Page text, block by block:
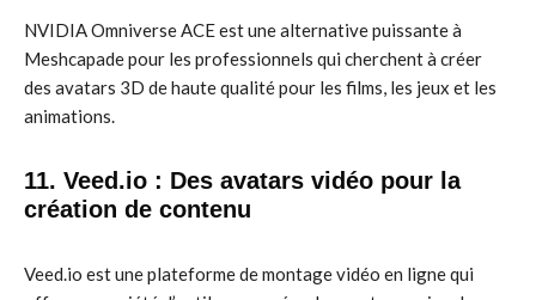
NVIDIA Omniverse ACE est une alternative puissante à
Meshcapade pour les professionnels qui cherchent à créer
des avatars 3D de haute qualité pour les films, les jeux et les
animations.
11. Veed.io : Des avatars vidéo pour la
création de contenu
Veed.io est une plateforme de montage vidéo en ligne qui